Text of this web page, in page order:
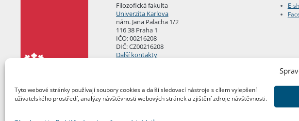
Tyto webové stránky používají soubory cookies a další sledovací nástroje s cílem vylepšení
uživatelského prostředí, analýzy návštěvnosti webových stránek a zjištění zdroje návštěvnosti.
Filozofická fakulta
Univerzita Karlova
nám. Jana Palacha 1/2
116 38 Praha 1
IČO: 00216208
DIČ: CZ00216208
Další kontakty
E-